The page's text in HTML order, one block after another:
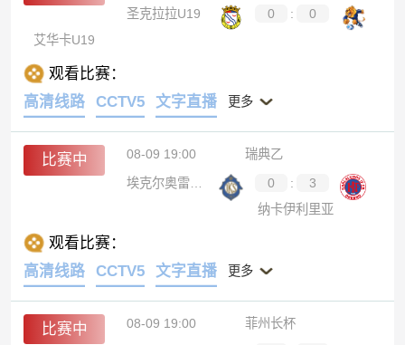
圣克拉拉U19
0 :
0
艾华卡U19
观看比赛：
高清线路
CCTV5 文字直播 更多
比赛中 08-09 19:00
瑞典乙
埃克尔奥雷布罗
0 :
3
纳卡伊利里亚
观看比赛：
高清线路
CCTV5 文字直播 更多
比赛中 08-09 19:00
菲州长杯